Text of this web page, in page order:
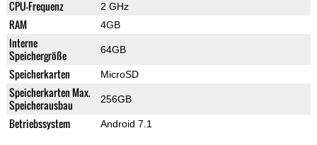
CPU-Frequenz 2 GHz
RAM 4GB
Interne
Speichergröße
64GB
Speicherkarten MicroSD
Speicherkarten Max.
Speicherausbau
256GB
Betriebssystem Android 7.1